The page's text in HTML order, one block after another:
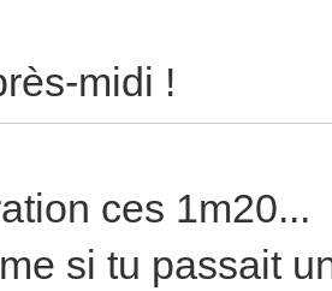
midi !
ces 1m20...
si tu passait